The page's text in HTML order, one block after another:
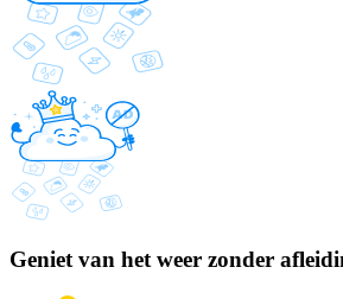
Geniet van het weer zonder